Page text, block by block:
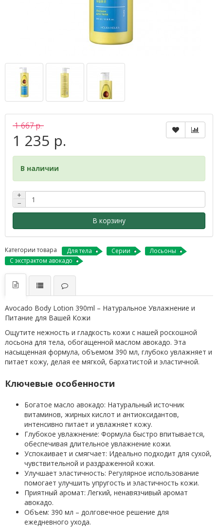
1 667 р.
1 235 р.
В наличии
+
−
В корзину
Категории товара Для тела Серии
Лосьоны
С экстрактом авокадо
Avocado Body Lotion 390ml – Натуральное Увлажнение и
Питание для Вашей Кожи
Ощутите нежность и гладкость кожи с нашей роскошной
лосьона для тела, обогащенной маслом авокадо. Эта
насыщенная формула, объемом 390 мл, глубоко увлажняет и
питает кожу, делая ее мягкой, бархатистой и эластичной.
Ключевые особенности
Богатое масло авокадо: Натуральный источник
витаминов, жирных кислот и антиоксидантов,
интенсивно питает и увлажняет кожу.
Глубокое увлажнение: Формула быстро впитывается,
обеспечивая длительное увлажнение кожи.
Успокаивает и смягчает: Идеально подходит для сухой,
чувствительной и раздраженной кожи.
Улучшает эластичность: Регулярное использование
помогает улучшить упругость и эластичность кожи.
Приятный аромат: Легкий, ненавязчивый аромат
авокадо.
Объем: 390 мл – долговечное решение для
ежедневного ухода.